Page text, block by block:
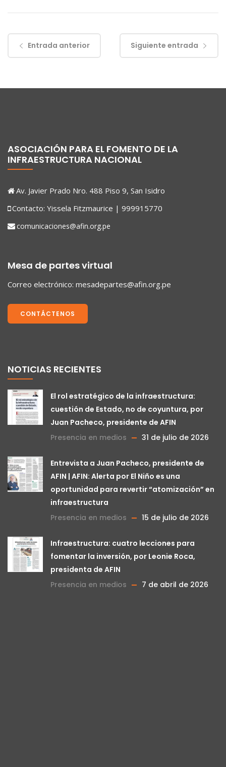
Entrada anterior Siguiente entrada
ASOCIACIÓN PARA EL FOMENTO DE LA
INFRAESTRUCTURA NACIONAL
Av. Javier Prado Nro. 488 Piso 9, San Isidro
Contacto: Yissela Fitzmaurice | 999915770
comunicaciones@afin.org.pe
Mesa de partes virtual
Correo electrónico: mesadepartes@afin.org.pe
CONTÁCTENOS
NOTICIAS RECIENTES
El rol estratégico de la infraestructura:
cuestión de Estado, no de coyuntura, por
Juan Pacheco, presidente de AFIN
Presencia en medios
31 de julio de 2026
Entrevista a Juan Pacheco, presidente de
AFIN | AFIN: Alerta por El Niño es una
oportunidad para revertir “atomización” en
infraestructura
Presencia en medios
15 de julio de 2026
Infraestructura: cuatro lecciones para
fomentar la inversión, por Leonie Roca,
presidenta de AFIN
Presencia en medios
7 de abril de 2026